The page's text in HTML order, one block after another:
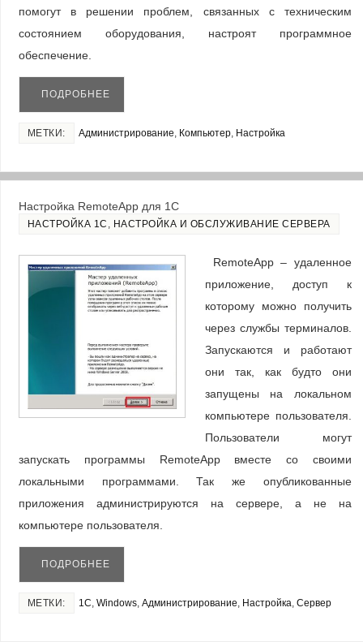
помогут в решении проблем, связанных с техническим
состоянием оборудования, настроят программное
обеспечение.
ПОДРОБНЕЕ
МЕТКИ: Администрирование, Компьютер, Настройка
Настройка RemoteApp для 1С
НАСТРОЙКА 1С , НАСТРОЙКА И ОБСЛУЖИВАНИЕ СЕРВЕРА
RemoteApp – удаленное
приложение, доступ к
которому можно получить
через службы терминалов.
Запускаются и работают
они так, как будто они
запущены на локальном
компьютере пользователя.
Пользователи могут
запускать программы RemoteApp вместе со своими
локальными программами. Так же опубликованные
приложения администрируются на сервере, а не на
компьютере пользователя.
ПОДРОБНЕЕ
МЕТКИ: 1С Windows, Администрирование Настройка Сервер